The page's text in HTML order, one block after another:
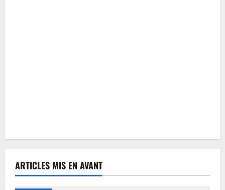
ARTICLES MIS EN AVANT